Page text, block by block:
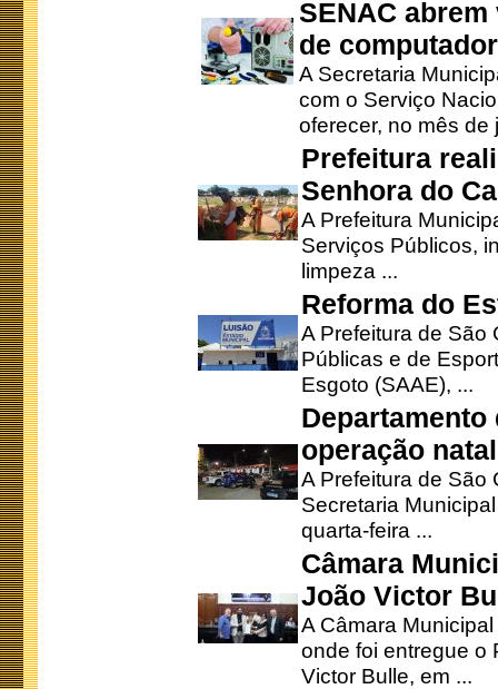
SENAC
de
A Secretaria
com o Serviço
oferecer, no mês de
Prefeitura
Senhora do
A Prefeitura
Serviços Públicos,
limpeza ...
Reforma do
A Prefeitura de São
Públicas e de
Esgoto (SAAE), ...
operação
A Prefeitura de São
Secretaria
quarta-feira ...
Câmara
João Victor
A Câmara
onde foi entregue o
Victor Bulle, em ...